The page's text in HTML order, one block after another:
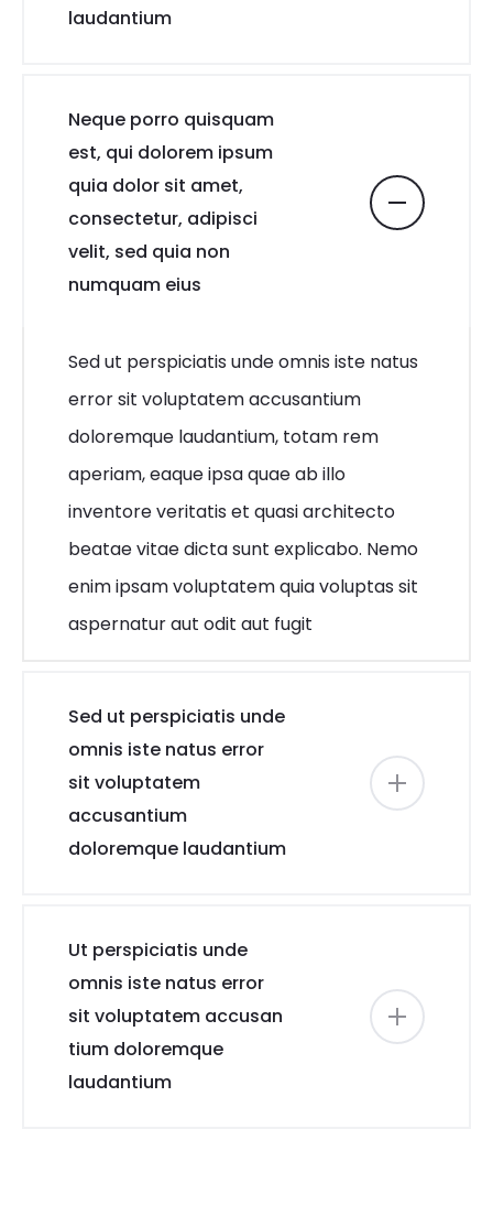
laudantium
Neque porro quisquam
est, qui dolorem ipsum
quia dolor sit amet,
consectetur, adipisci
velit, sed quia non
numquam eius
Sed ut perspiciatis unde omnis iste natus
error sit voluptatem accusantium
doloremque laudantium, totam rem
aperiam, eaque ipsa quae ab illo
inventore veritatis et quasi architecto
beatae vitae dicta sunt explicabo. Nemo
enim ipsam voluptatem quia voluptas sit
aspernatur aut odit aut fugit
Sed ut perspiciatis unde
omnis iste natus error
sit voluptatem
accusantium
doloremque laudantium
Ut perspiciatis unde
omnis iste natus error
sit voluptatem accusan
tium doloremque
laudantium